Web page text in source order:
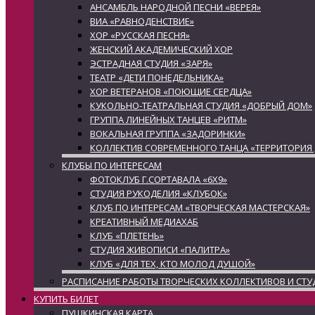
АНСАМБЛЬ НАРОДНОЙ ПЕСНИ «ВЕРЕЯ»
ВИА «РАВНОДЕНСТВИЕ»
ХОР «РУССКАЯ ПЕСНЯ»
ЖЕНСКИЙ АКАДЕМИЧЕСКИЙ ХОР
ЭСТРАДНАЯ СТУДИЯ «ЗАРЯ»
ТЕАТР «ДЕТИ ПОНЕДЕЛЬНИКА»
ХОР ВЕТЕРАНОВ «ПОЮЩИЕ СЕРДЦА»
КУКОЛЬНО-ТЕАТРАЛЬНАЯ СТУДИЯ «ДОБРЫЙ ДОМ»
ГРУППА ЛИНЕЙНЫХ ТАНЦЕВ «РИТМ»
ВОКАЛЬНАЯ ГРУППА «ЗАДОРИНКИ»
КОЛЛЕКТИВ СОВРЕМЕННОГО ТАНЦА
КЛУБЫ ПО ИНТЕРЕСАМ
ФОТОКЛУБ Г.СОРТАВАЛА «6Х9»
СТУДИЯ РУКОДЕЛИЯ «КЛУБОК»
КЛУБ ПО ИНТЕРЕСАМ «ТВОРЧЕСКАЯ МАСТЕРСКАЯ»
КРЕАТИВНЫЙ МЕДИАХАБ
КЛУБ «ПЛЕТЕНЬ»
СТУДИЯ ЖИВОПИСИ «ПАЛИТРА»
КЛУБ «ДЛЯ ТЕХ, КТО МОЛОД ДУШОЙ»
РАСПИСАНИЕ РАБОТЫ ТВОРЧЕСКИХ КОЛЛЕКТИВОВ И
КУПИТЬ БИЛЕТ